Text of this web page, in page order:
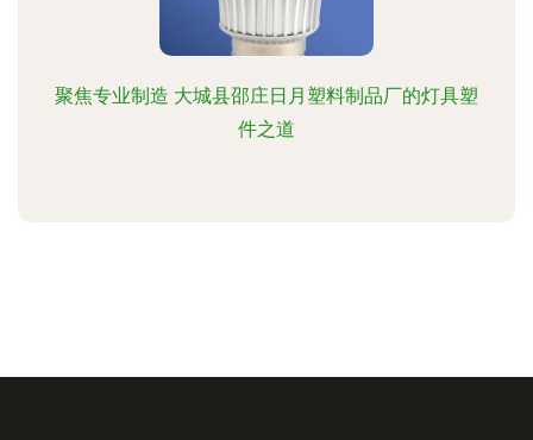
聚焦专业制造 大城县邵庄日月塑料制品厂的灯具塑
件之道